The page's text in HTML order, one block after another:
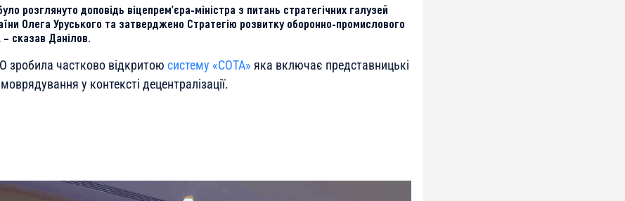
розглянуто доповідь віцепрем’єра-міністра з питань стратегічних галузей
Олега Уруського та затверджено Стратегію розвитку оборонно-промислового
сказав Данілов.
частково відкритою систему «СОТА» яка включає представницькі
у контексті децентралізації.